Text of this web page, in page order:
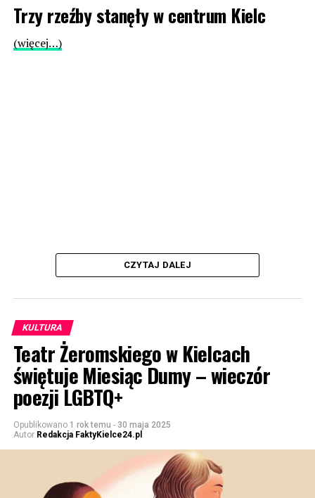
Trzy rzeźby stanęły w centrum Kielc
(więcej…)
CZYTAJ DALEJ
KULTURA
Teatr Żeromskiego w Kielcach
świętuje Miesiąc Dumy – wieczór
poezji LGBTQ+
Opublikowano 1 rok temu - 30 maja 2025
Autor Redakcja FaktyKielce24.pl